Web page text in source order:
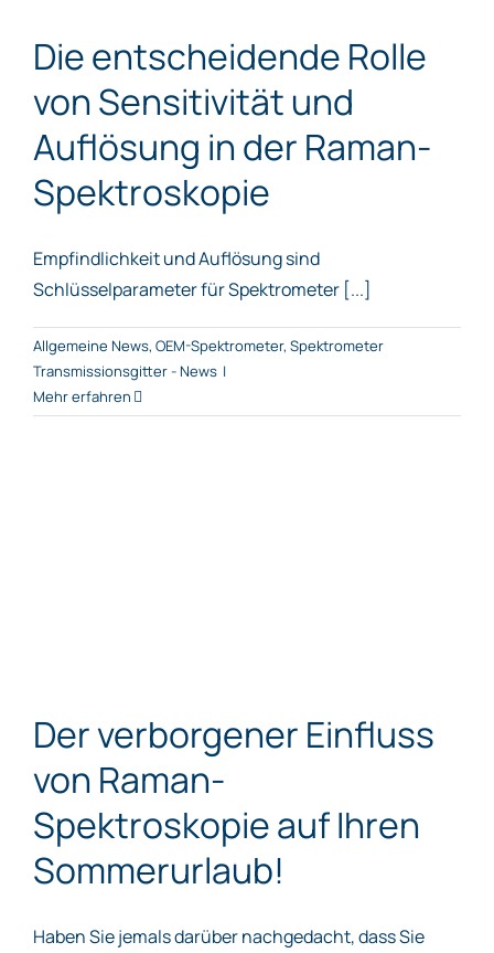
Die entscheidende Rolle
von Sensitivität und
Auflösung in der Raman-
Spektroskopie
Empfindlichkeit und Auflösung sind
Schlüsselparameter für Spektrometer [...]
Allgemeine News, OEM-Spektrometer, Spektrometer
Transmissionsgitter - News |
Mehr erfahren
Der verborgener Einfluss
von Raman-
Spektroskopie auf Ihren
Sommerurlaub!
Haben Sie jemals darüber nachgedacht, dass Sie